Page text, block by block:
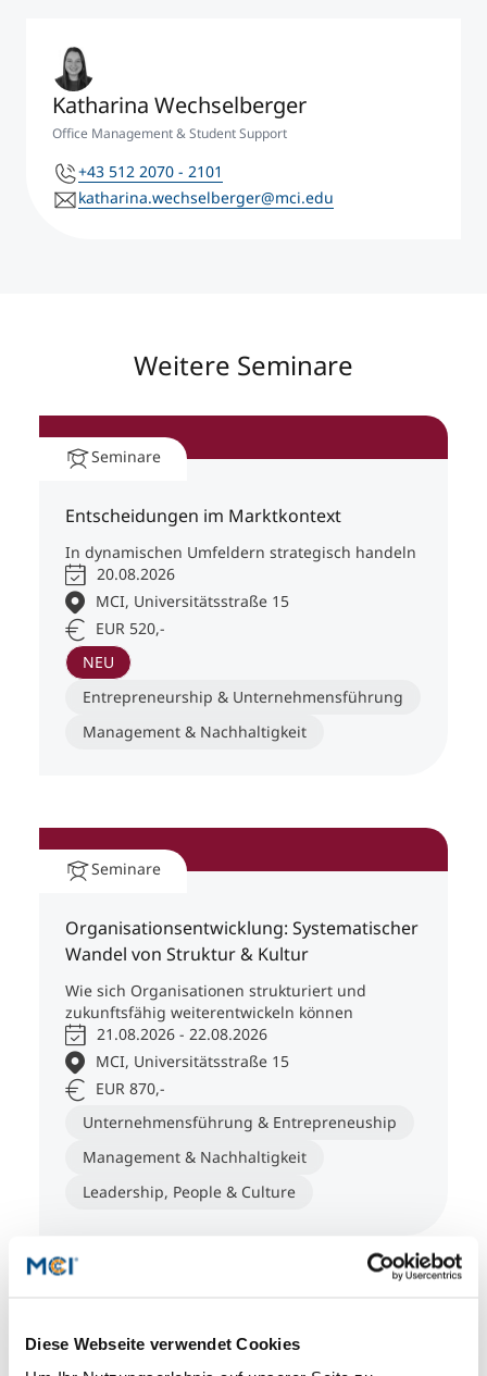
Diese Webseite verwendet Cookies
Katharina Wechselberger
Office Management & Student Support
+43 512 2070 - 2101
katharina.wechselberger@mci.edu
Weitere Seminare
Seminare
Entscheidungen im Marktkontext
In dynamischen Umfeldern strategisch handeln
20.08.2026
MCI, Universitätsstraße 15
EUR 520,-
NEU
Entrepreneurship & Unternehmensführung
Management & Nachhaltigkeit
Seminare
Organisationsentwicklung: Systematischer
Wandel von Struktur & Kultur
Wie sich Organisationen strukturiert und
zukunftsfähig weiterentwickeln können
21.08.2026 - 22.08.2026
MCI, Universitätsstraße 15
EUR 870,-
Unternehmensführung & Entrepreneuship
Management & Nachhaltigkeit
Leadership, People & Culture